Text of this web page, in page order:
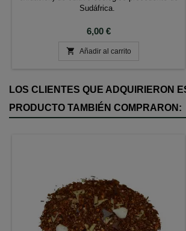
Sudáfrica.
Precio
6,00 €
 Añadir al carrito
LOS CLIENTES QUE ADQUIRIERON
PRODUCTO TAMBIÉN COMPRARON: